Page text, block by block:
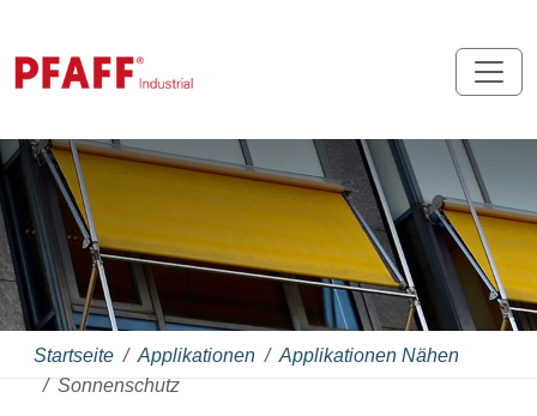
Startseite Applikationen
Applikationen Nähen
Sonnenschutz